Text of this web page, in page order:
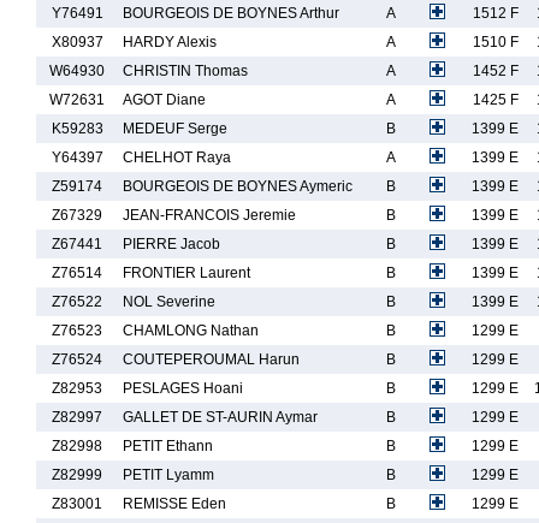
Y76491
BOURGEOIS DE BOYNES Arthur A 1512 F
X80937
HARDY Alexis A 1510 F
W64930
CHRISTIN Thomas A 1452 F
W72631
AGOT Diane A 1425 F
K59283
MEDEUF Serge B 1399 E
Y64397
CHELHOT Raya A 1399 E
Z59174
BOURGEOIS DE BOYNES Aymeric B 1399 E
Z67329
JEAN-FRANCOIS Jeremie B 1399 E
Z67441
PIERRE Jacob B 1399 E
Z76514
FRONTIER Laurent B 1399 E
Z76522
NOL Severine B 1399 E
Z76523
CHAMLONG Nathan B
1299 E
Z76524
COUTEPEROUMAL Harun B
1299 E
Z82953
PESLAGES Hoani B 1299 E
Z82997
GALLET DE ST-AURIN Aymar B
1299 E
Z82998
PETIT Ethann B
1299 E
Z82999
PETIT Lyamm B
1299 E
Z83001
REMISSE Eden B
1299 E